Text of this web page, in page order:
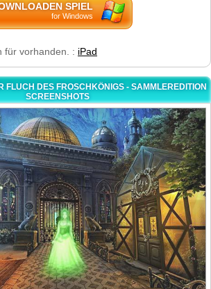
SPIEL
for Windows
für vorhanden. : iPad
FLUCH DES FROSCHKÖNIGS - SAMMLEREDITION
SCREENSHOTS